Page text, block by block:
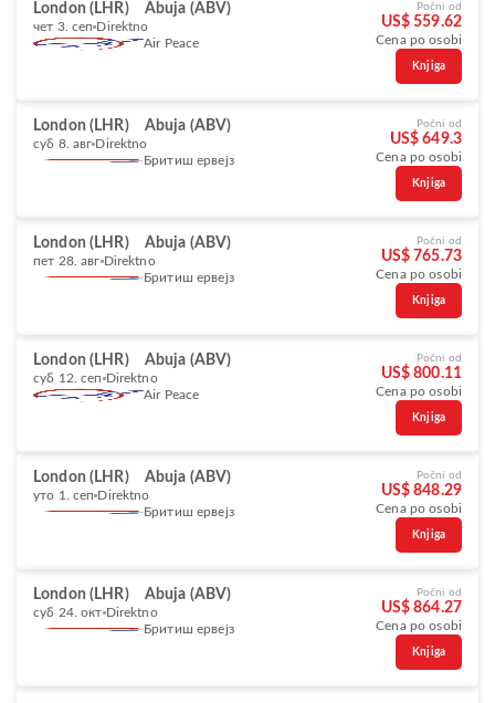
London (LHR) Abuja (ABV)
чет 3. сеп Direktno
Air Peace
Počni od
US$ 559.62
Cena po osobi
Knjiga
London (LHR) Abuja (ABV)
суб 8. авг Direktno
Бритиш ервејз
Počni od
US$ 649.3
Cena po osobi
Knjiga
London (LHR) Abuja (ABV)
пет 28. авг Direktno
Бритиш ервејз
Počni od
US$ 765.73
Cena po osobi
Knjiga
London (LHR) Abuja (ABV)
суб 12. сеп Direktno
Air Peace
Počni od
US$ 800.11
Cena po osobi
Knjiga
London (LHR) Abuja (ABV)
уто 1. сеп Direktno
Бритиш ервејз
Počni od
US$ 848.29
Cena po osobi
Knjiga
London (LHR) Abuja (ABV)
суб 24. окт Direktno
Бритиш ервејз
Počni od
US$ 864.27
Cena po osobi
Knjiga